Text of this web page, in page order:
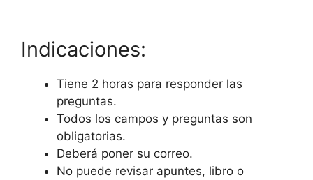
Indicaciones:
Tiene 2 horas para responder las
preguntas.
Todos los campos y preguntas son
obligatorias.
Deberá poner su correo.
No puede revisar apuntes, libro o